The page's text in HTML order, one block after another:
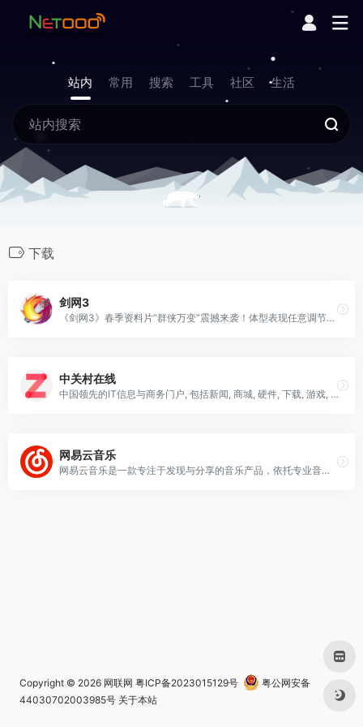
站内 常用 搜索 工具 社区 生活
下载
剑网3
《剑网3》春季资料片“群侠万变”震撼来袭！体型表现任意调节，万变江湖随心演绎！全新团队秘境·武狱黑牢等你挑战，世界首领亮相跨服烂柯山！还有绝境战场单人模式限时开启！更多精彩不止于此，一起领略更自由的大美江湖吧！
中关村在线
中国领先的IT信息与商务门户, 包括新闻, 商城, 硬件, 下载, 游戏, 手机, 评测等40个大型频道，每天发布大量各类产品促销信息及文章专题，是IT行业的厂商, 经销商, IT产品, 解决方案的提供场所
网易云音乐
网易云音乐是一款专注于发现与分享的音乐产品，依托专业音乐人、DJ、好友推荐及社交功能，为用户打造全新的音乐生活。
Copyright © 2026 网联网 粤ICP备2023015129号
粤公网安备
44030702003985号 关于本站